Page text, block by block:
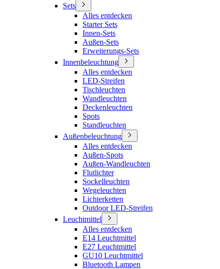
Sets
Alles entdecken
Starter Sets
Innen-Sets
Außen-Sets
Erweiterungs-Sets
Innenbeleuchtung
Alles entdecken
LED-Streifen
Tischleuchten
Wandleuchten
Deckenleuchten
Spots
Standleuchten
Außenbeleuchtung
Alles entdecken
Außen-Spots
Außen-Wandleuchten
Flutlichter
Sockelleuchten
Wegeleuchten
Lichterketten
Outdoor LED-Streifen
Leuchtmittel
Alles entdecken
E14 Leuchtmittel
E27 Leuchtmittel
GU10 Leuchtmittel
Bluetooth Lampen